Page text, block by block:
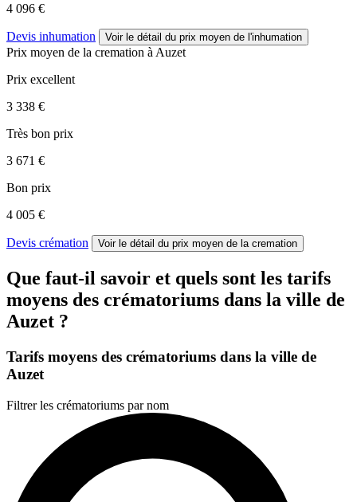
4 096 €
Devis inhumation Voir le détail du prix moyen de l'inhumation
Prix moyen de la cremation à Auzet
Prix excellent
3 338 €
Très bon prix
3 671 €
Bon prix
4 005 €
Devis crémation Voir le détail du prix moyen de la cremation
Que faut-il savoir et quels sont les tarifs
moyens des crématoriums dans la ville de
Auzet ?
Tarifs moyens des crématoriums dans la ville de
Auzet
Filtrer les crématoriums par nom